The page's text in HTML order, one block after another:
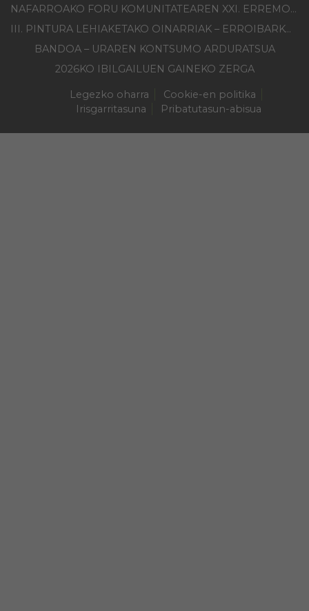
NAFARROAKO FORU KOMUNITATEAREN XXI. ERREMONTE PROFESIONALEKO TXAPELKETA
III. PINTURA LEHIAKETAKO OINARRIAK – ERROIBARKO EGUNA
BANDOA – URAREN KONTSUMO ARDURATSUA
2026KO IBILGAILUEN GAINEKO ZERGA
Legezko oharra
Cookie-en politika
Irisgarritasuna
Pribatutasun-abisua